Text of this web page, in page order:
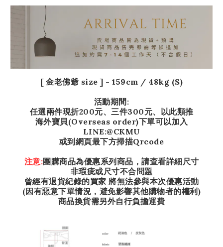
[ 金老佛爺 size ] - 159cm / 48kg (S)
活動期間:
任選兩件現折200元、三件300元、以此類推
海外寶貝(Overseas order)下單可以加入
LINE:@CKMU
或到網頁最下方掃描Qrcode
注意:團購商品為優惠系列商品，請查看詳細尺寸
非瑕疵或尺寸不合問題
曾經有退貨紀錄的買家 將無法參與本次優惠活動
(因有惡意下單情況，避免影響其他購物者的權利)
商品換貨需另外自行負擔運費